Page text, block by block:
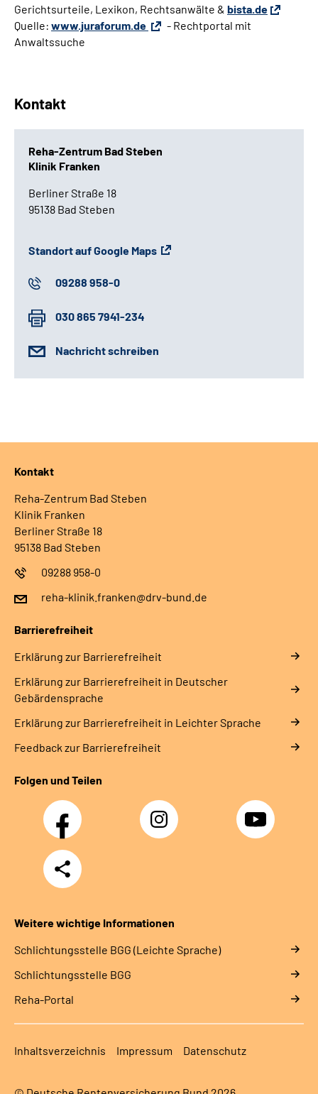
Gerichtsurteile, Lexikon, Rechtsanwälte & bista.de
Quelle: www.juraforum.de
- Rechtportal mit
Anwaltssuche
Kontakt
Reha-Zentrum Bad Steben
Klinik Franken
Berliner Straße 18
95138 Bad Steben
Standort auf Google Maps
09288 958-0
030 865 7941-234
Nachricht schreiben
Kontakt
Reha-Zentrum Bad Steben
Klinik Franken
Berliner Straße 18
95138 Bad Steben
09288 958-0
reha-klinik.franken@drv-bund.de
Barrierefreiheit
Erklärung zur Barrierefreiheit
Erklärung zur Barrierefreiheit in Deutscher
Gebärdensprache
Erklärung zur Barrierefreiheit in Leichter Sprache
Feedback zur Barrierefreiheit
Folgen und Teilen
Facebook Instagram YouTube
Teilen
Weitere wichtige Informationen
Schlich­tungs­stel­le BGG (Leichte Sprache)
Schlich­tungs­stel­le BGG
Reha-Portal
Inhaltsverzeichnis Impressum Datenschutz